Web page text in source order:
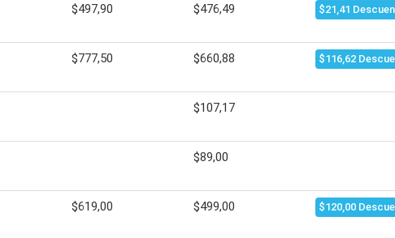
$497,90 $476,49 $21,41
$777,50 $660,88 $116,62
$107,17
$89,00
$619,00 $499,00 $120,00